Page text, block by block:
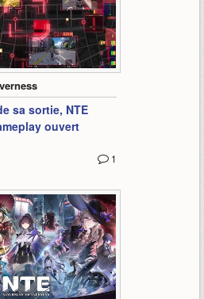
2:20
sa sortie, NTE
ouvert
1
3:07